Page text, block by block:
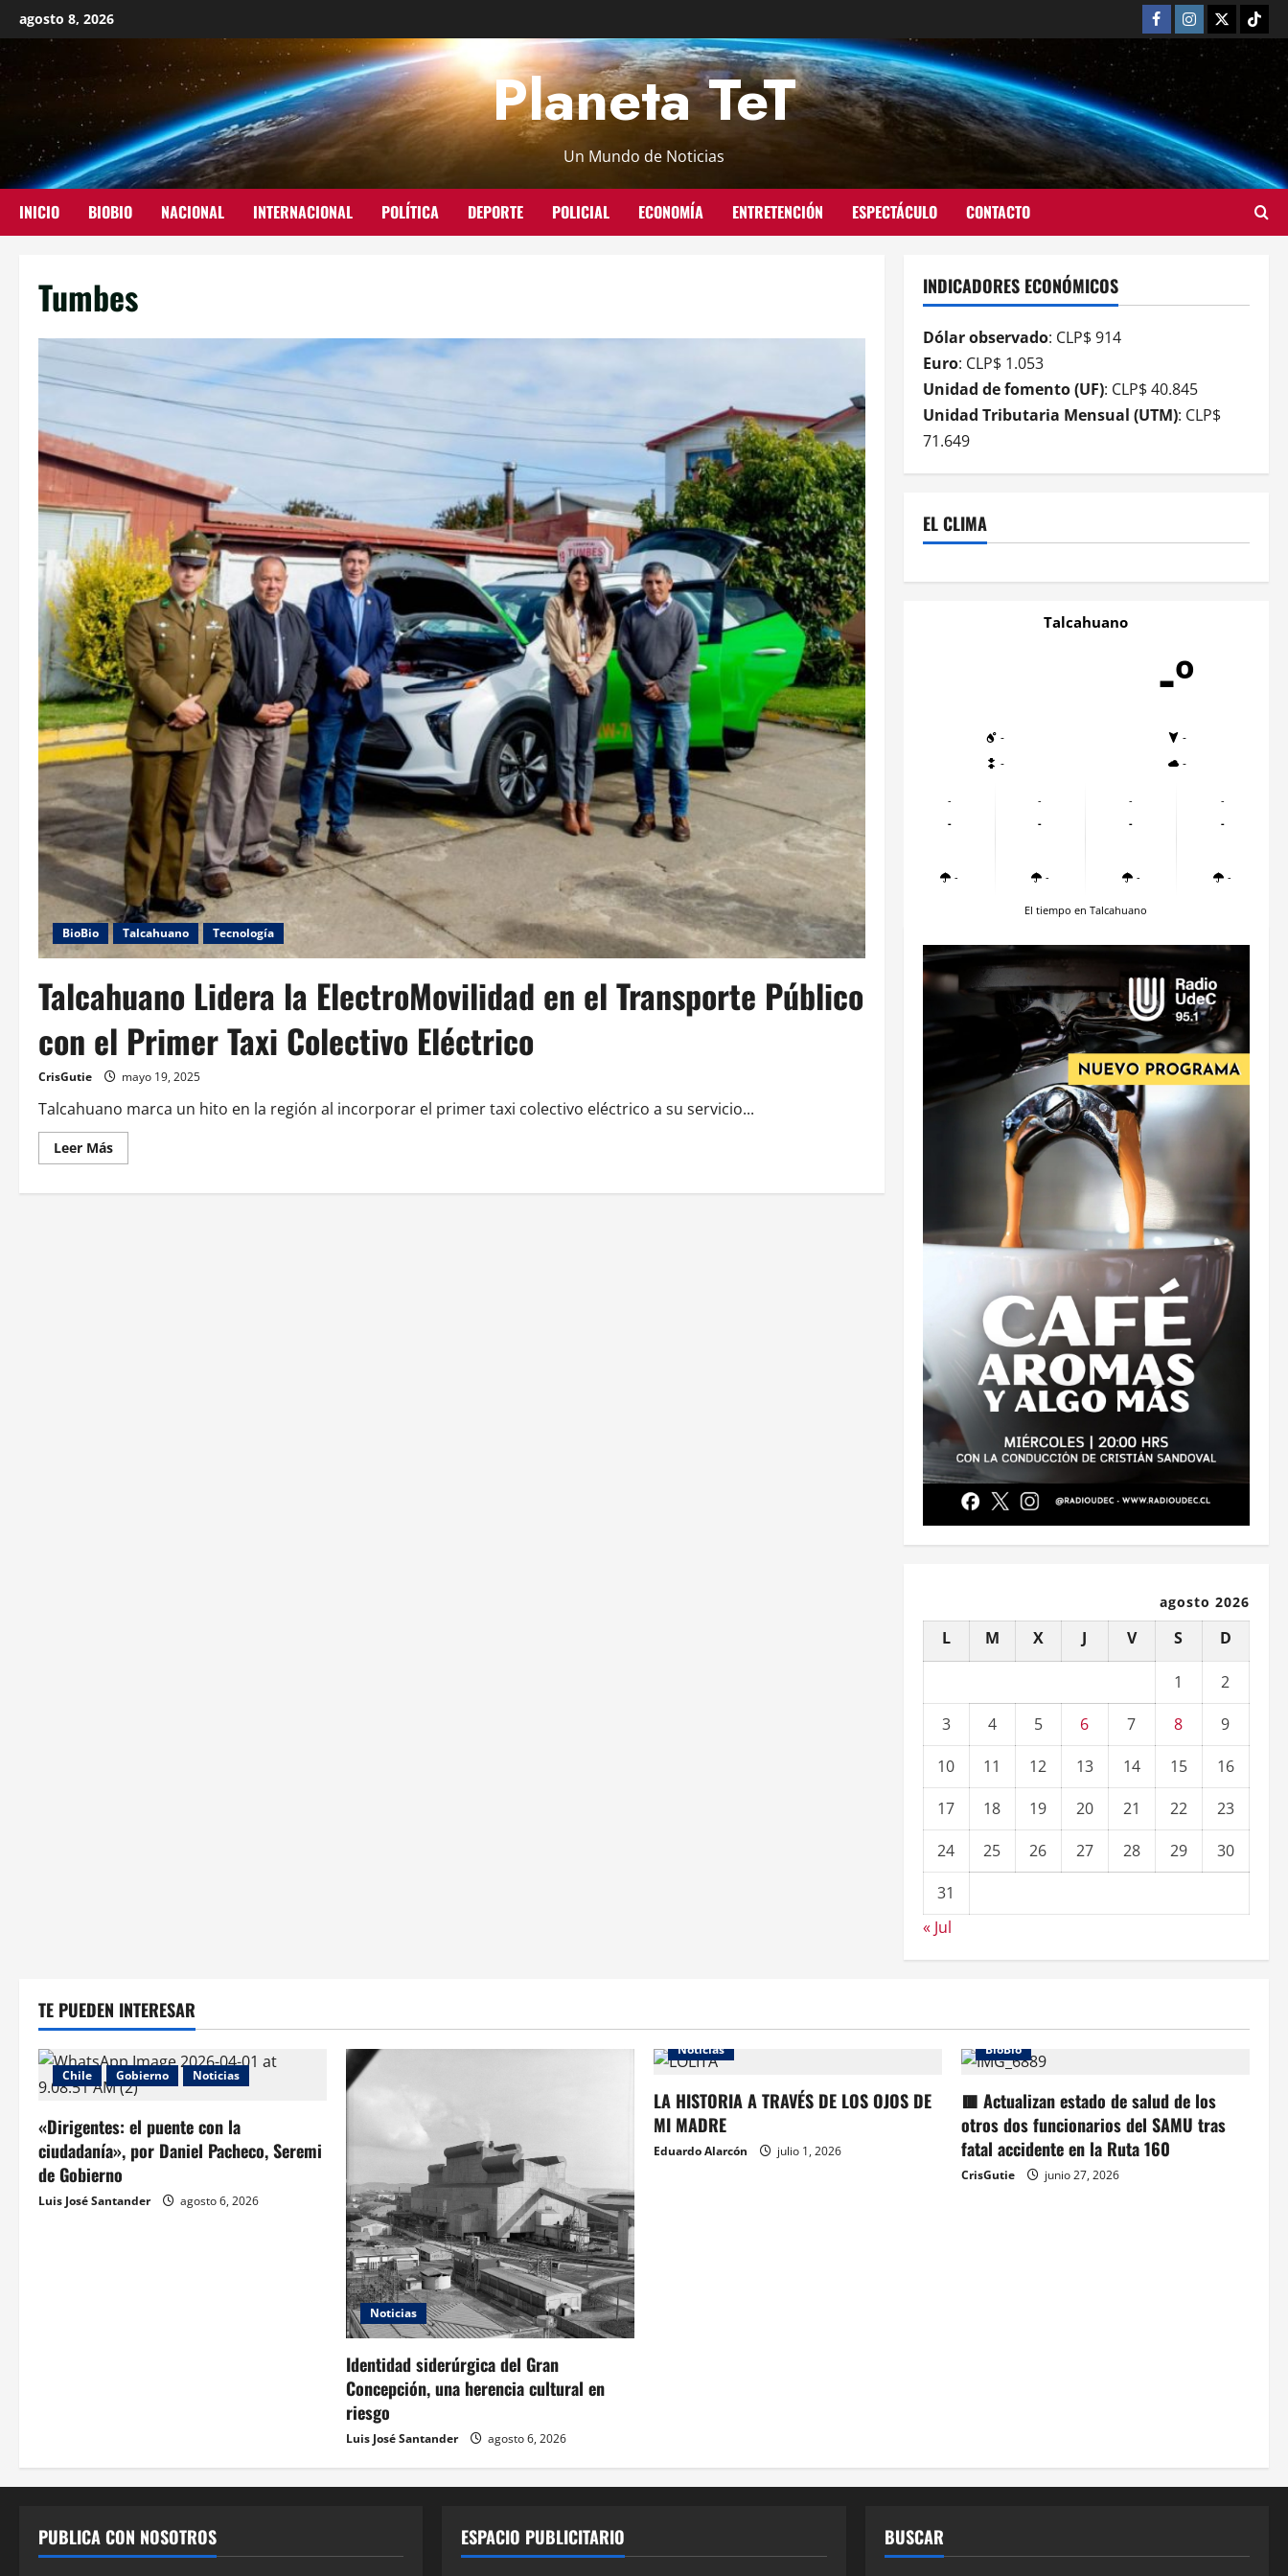
agosto 8, 2026
Planeta TeT
Un Mundo de Noticias
INICIO BIOBIO NACIONAL INTERNACIONAL POLÍTICA DEPORTE POLICIAL ECONOMÍA ENTRETENCIÓN ESPECTÁCULO CONTACTO
Tumbes
BioBio Talcahuano Tecnología
Talcahuano Lidera la ElectroMovilidad en el Transporte Público
con el Primer Taxi Colectivo Eléctrico
CrisGutie mayo 19, 2025
Talcahuano marca un hito en la región al incorporar el primer taxi colectivo eléctrico a su servicio...
Leer Más
INDICADORES ECONÓMICOS
Dólar observado: CLP$ 914
Euro: CLP$ 1.053
Unidad de fomento (UF): CLP$ 40.845
Unidad Tributaria Mensual (UTM): CLP$
71.649
EL CLIMA
Talcahuano
-º
-
-
-
-
-
-
-
-
-
-
-
-
-
-
-
-
El tiempo en Talcahuano
agosto 2026
L M X J V S D
1
2
3
4 5 6 7 8
9
10
11 12 13 14 15
16
17
18 19 20 21 22
23
24
25 26 27 28 29
30
31
« Jul
TE PUEDEN INTERESAR
Chile Gobierno Noticias
«Dirigentes: el puente con la
ciudadanía», por Daniel Pacheco, Seremi
de Gobierno
Luis José Santander agosto 6, 2026
Noticias
Identidad siderúrgica del Gran
Concepción, una herencia cultural en
riesgo
Luis José Santander agosto 6, 2026
Noticias
LA HISTORIA A TRAVÉS DE LOS OJOS DE
MI MADRE
Eduardo Alarcón julio 1, 2026
BioBio
🟥 Actualizan estado de salud de los
otros dos funcionarios del SAMU tras
fatal accidente en la Ruta 160
CrisGutie junio 27, 2026
PUBLICA CON NOSOTROS ESPACIO PUBLICITARIO BUSCAR